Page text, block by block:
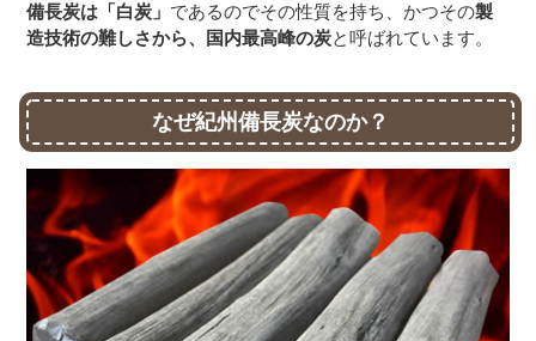
備長炭は「白炭」 であるのでその性質を持ち、かつその製
造技術の難しさから、国内最高峰の炭と呼ばれています。
なぜ紀州備長炭なのか？